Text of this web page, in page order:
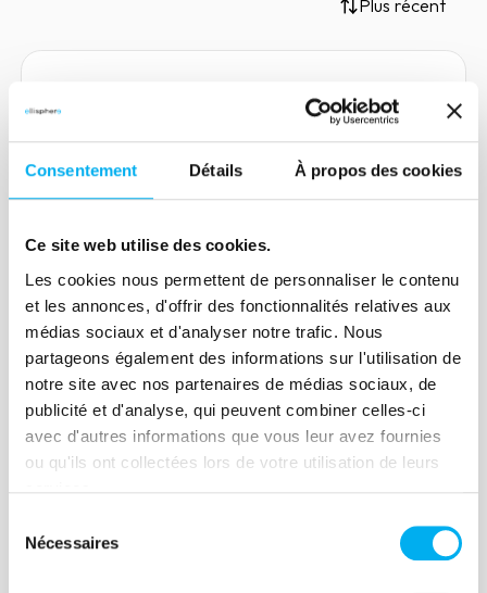
Consentement Détails À propos des cookies
Ce site web utilise des cookies.
Les cookies nous permettent de personnaliser le contenu
et les annonces, d'offrir des fonctionnalités relatives aux
médias sociaux et d'analyser notre trafic. Nous
partageons également des informations sur l'utilisation de
notre site avec nos partenaires de médias sociaux, de
publicité et d'analyse, qui peuvent combiner celles-ci
avec d'autres informations que vous leur avez fournies
ou qu'ils ont collectées lors de votre utilisation de leurs
Nécessaires
Plus récent
Credit scoring, score,
notation, rating... how can
financial analysis no longer be
confused?
04 janvier 2021 Risk management
Financial analysis covers many notions
that can sometimes lead to confusion.
Scoring, rating... All of the terms that it
is important to know in the context of a
company's financial analysis.
Lire la suite